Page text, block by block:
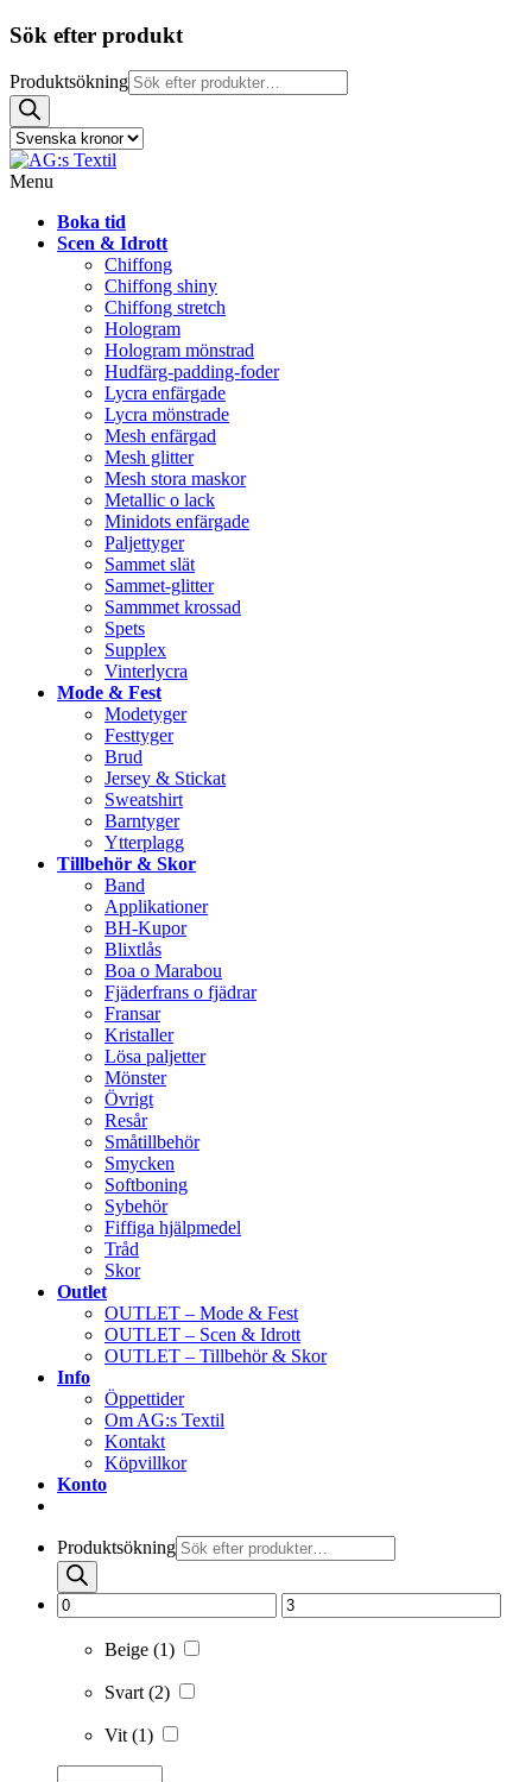
Sök efter produkt
Produktsökning
Menu
Boka tid
Scen & Idrott
Chiffong
Chiffong shiny
Chiffong stretch
Hologram
Hologram mönstrad
Hudfärg-padding-foder
Lycra enfärgade
Lycra mönstrade
Mesh enfärgad
Mesh glitter
Mesh stora maskor
Metallic o lack
Minidots enfärgade
Paljettyger
Sammet slät
Sammet-glitter
Sammmet krossad
Spets
Supplex
Vinterlycra
Mode & Fest
Modetyger
Festtyger
Brud
Jersey & Stickat
Sweatshirt
Barntyger
Ytterplagg
Tillbehör & Skor
Band
Applikationer
BH-Kupor
Blixtlås
Boa o Marabou
Fjäderfrans o fjädrar
Fransar
Kristaller
Lösa paljetter
Mönster
Övrigt
Resår
Småtillbehör
Smycken
Softboning
Sybehör
Fiffiga hjälpmedel
Tråd
Skor
Outlet
OUTLET – Mode & Fest
OUTLET – Scen & Idrott
OUTLET – Tillbehör & Skor
Info
Öppettider
Om AG:s Textil
Kontakt
Köpvillkor
Konto
Produktsökning
Beige (1)
Svart(2)
Vit(1)